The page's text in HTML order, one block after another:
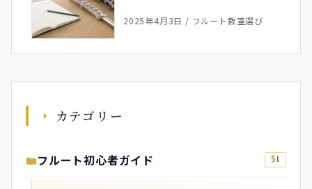
2025年4月3日 / フルート教室選び
カテゴリー
フルート初心者ガイド 51